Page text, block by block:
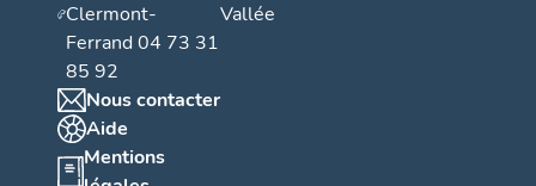
Clermont-
Ferrand 04 73 31
85 92
Nous contacter
Aide
Mentions
Vallée